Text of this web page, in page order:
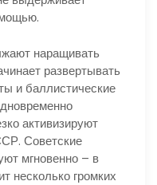
наращивать
развертывать
и баллистические
активизируют
Советские
мгновенно – в
несколько громких